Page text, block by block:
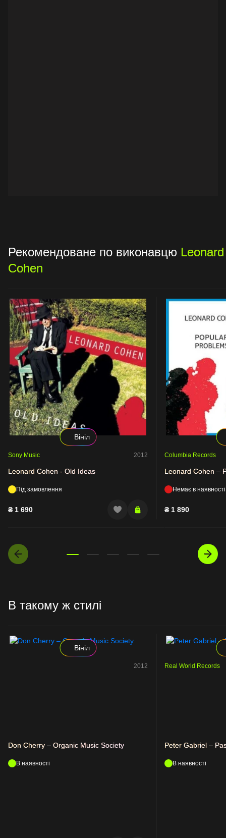
Рекомендоване по виконавцю Leonard
Cohen
Вініл
Sony Music 2012
Leonard Cohen - Old Ideas
Під замовлення
₴ 1 690
Columbia Records
Leonard Cohen –
Немає в наявності
₴ 1 890
В такому ж стилі
Вініл
2012
Don Cherry – Organic Music Society
В наявності
Real World Records
Peter Gabriel –
В наявності